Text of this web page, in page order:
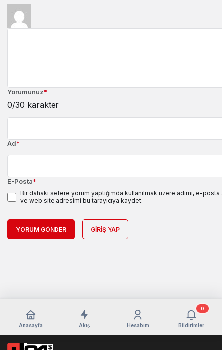
Yorumunuz*
0/30 karakter
Ad*
E-Posta*
Bir dahaki sefere yorum yaptığımda kullanılmak üzere adımı, e-
ve web site adresimi bu tarayıcıya kaydet.
YORUM GÖNDER GIRIŞ YAP
Anasayfa Akış Hesabım Bildirimler
0